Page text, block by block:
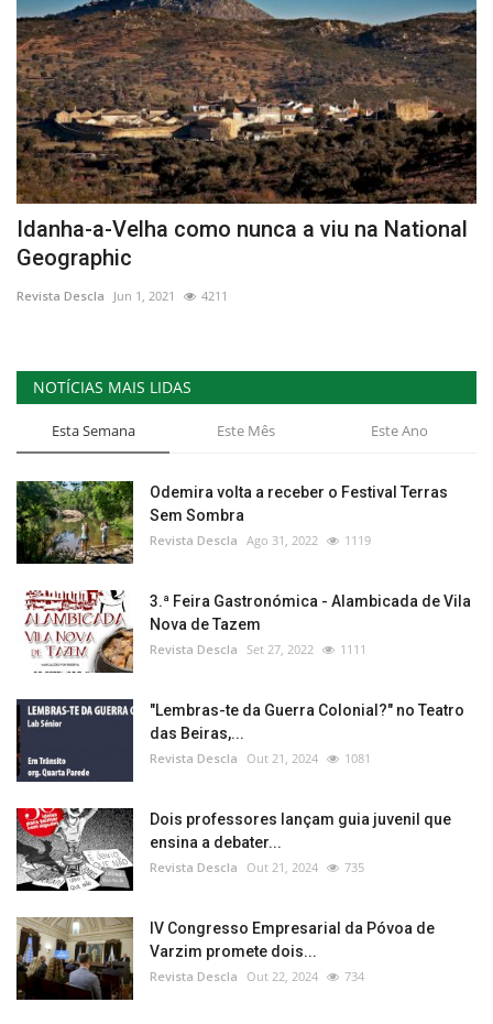
Idanha-a-Velha como nunca a viu na National
Geographic
Revista Descla Jun 1, 2021 4211
NOTÍCIAS MAIS LIDAS
Esta Semana Este Mês Este Ano
Odemira volta a receber o Festival Terras
Sem Sombra
Revista Descla Ago 31, 2022 1119
3.ª Feira Gastronómica - Alambicada de Vila
Nova de Tazem
Revista Descla Set 27, 2022 1111
"Lembras-te da Guerra Colonial?" no Teatro
das Beiras,...
Revista Descla Out 21, 2024 1081
Dois professores lançam guia juvenil que
ensina a debater...
Revista Descla Out 21, 2024 735
IV Congresso Empresarial da Póvoa de
Varzim promete dois...
Revista Descla Out 22, 2024 734